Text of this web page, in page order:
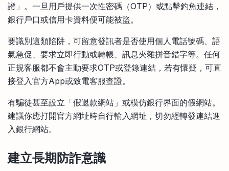
證」。一旦用戶提供一次性密碼（OTP）或點擊釣魚連結，
銀行戶口或信用卡資料便可能被盜。
要識別這類陷阱，可留意發訊者是否使用個人電話號碼、語
氣急促、要求立即行動或轉帳、訊息夾雜拼音錯字等。任何
正規客服都不會主動要求OTP或登錄連結，若有懷疑，可直
接登入官方App或致電客服查證。
有騙徒甚至設立「假退款網站」或模仿銀行界面的假網站。
建議你應打開官方網址時自行輸入網址，切勿經轉發連結進
入銀行網站。
建立長期防詐意識